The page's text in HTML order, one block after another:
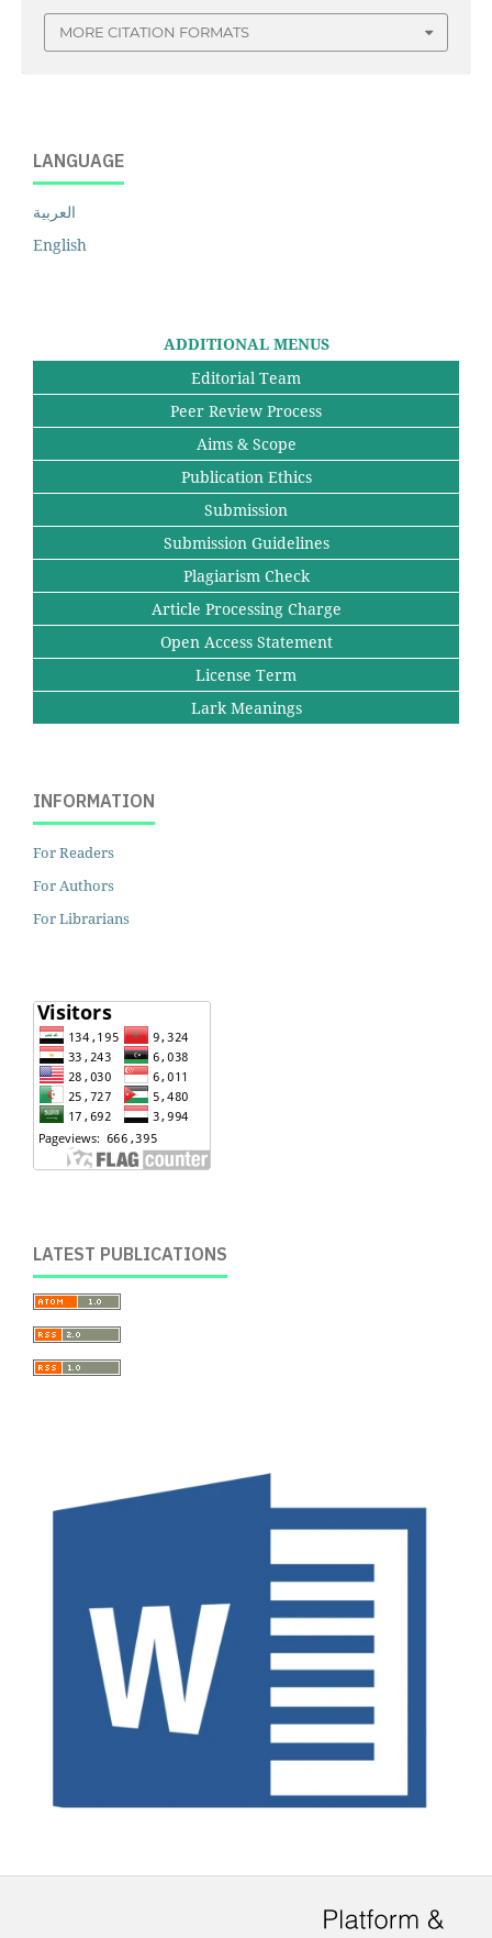
MORE CITATION FORMATS
LANGUAGE
العربية
English
ADDITIONAL MENUS
Editorial Team
Peer Review Process
Aims & Scope
Publication Ethics
Submission
Submission Guidelines
Plagiarism Check
Article Processing Charge
Open Access Statement
License Term
Lark Meanings
INFORMATION
For Readers
For Authors
For Librarians
LATEST PUBLICATIONS